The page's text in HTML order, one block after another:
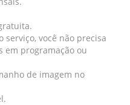
serviço, você não precisa
em programação ou
de imagem no